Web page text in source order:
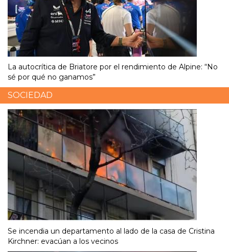
La autocrítica de Briatore por el rendimiento de Alpine: “No
sé por qué no ganamos”
SOCIEDAD
Se incendia un departamento al lado de la casa de Cristina
Kirchner: evacúan a los vecinos